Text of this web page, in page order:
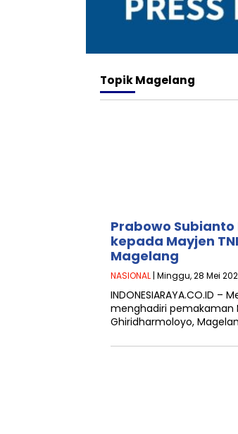
TopikMagelang
Prabowo
kepada Mayjen
Magelang
NASIONAL | Minggu, 28 Mei
INDONESIARAYA.CO.ID
menghadiri pemakaman
Ghiridharmoloyo,